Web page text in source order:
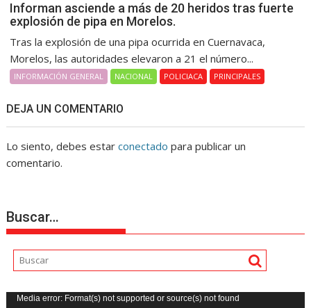
Informan asciende a más de 20 heridos tras fuerte
explosión de pipa en Morelos.
Tras la explosión de una pipa ocurrida en Cuernavaca,
Morelos, las autoridades elevaron a 21 el número...
INFORMACIÓN GENERAL NACIONAL POLICIACA PRINCIPALES
DEJA UN COMENTARIO
Lo siento, debes estarconectado para publicar un
comentario.
Buscar…
Reproductor
Media error: Format(s) not supported or source(s) not found